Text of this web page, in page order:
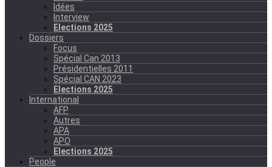
Idées
Interview
Elections 2025
Dossiers
Focus
Spécial Can 2013
Présidentielles 2011
Spécial CAN 2023
Elections 2025
International
AFP
Autres
APA
APO
Elections 2025
People